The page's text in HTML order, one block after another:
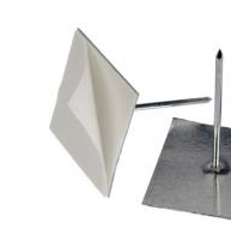
Szállítás
Visszatérítési tájékoztató